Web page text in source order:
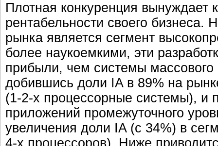
Плотная конкуренция
рентабельности своего бизнеса.
рынка является сегмент
более наукоемкими, эти
прибыли, чем системы
добившись доли IA в 89% на
(1-2-х процессорные системы), и
приложений промежуточного
увеличения доли IA (с 34%) в
4-х процессоров). Ниже